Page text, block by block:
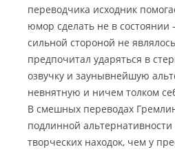
переводчика исходник
юмор сделать не в состоянии
сильной стороной не
предпочитал ударяться в
озвучку и заунывнейшую
невнятную и ничем толком
В смешных переводах
подлинной
творческих находок, чем у